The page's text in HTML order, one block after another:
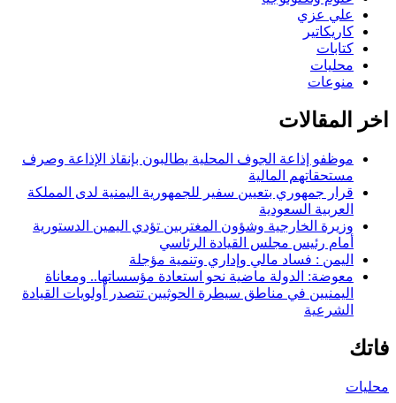
علي عزي
كاريكاتير
كتابات
محليات
منوعات
اخر المقالات
موظفو إذاعة الجوف المحلية يطالبون بإنقاذ الإذاعة وصرف
مستحقاتهم المالية
قرار جمهوري بتعيين سفير للجمهورية اليمنية لدى المملكة
العربية السعودية
وزيرة الخارجية وشؤون المغتربين تؤدي اليمين الدستورية
أمام رئيس مجلس القيادة الرئاسي
اليمن : فساد مالي وإداري وتنمية مؤجلة
معوضة: الدولة ماضية نحو استعادة مؤسساتها.. ومعاناة
اليمنيين في مناطق سيطرة الحوثيين تتصدر أولويات القيادة
الشرعية
فاتك
محليات